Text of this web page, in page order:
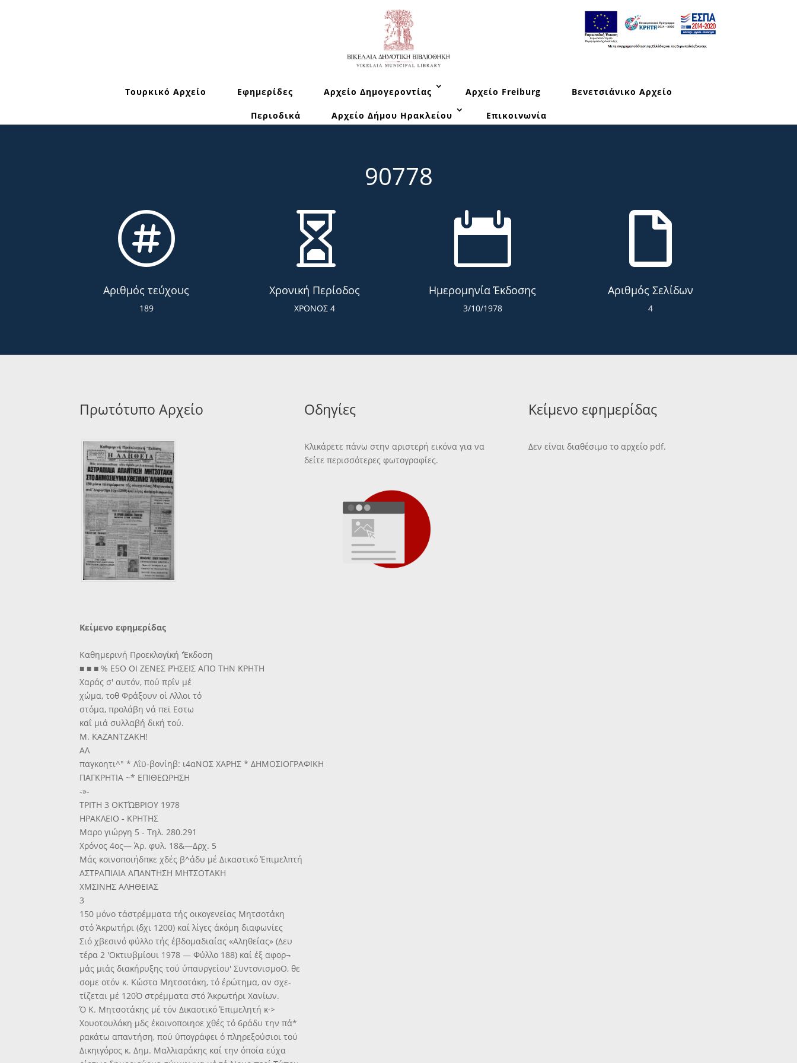
Τουρκικό Αρχείο Εφημερίδες Αρχείο Δημογεροντίας Αρχείο Freiburg Βενετσιάνικο Αρχείο
Περιοδικά Αρχείο Δήμου Ηρακλείου Επικοινωνία
90778

Αριθμός τεύχους
189

Χρονική Περίοδος
ΧΡΟΝΟΣ 4

Ημερομηνία Έκδοσης
3/10/1978

Αριθμός Σελίδων
4
Πρωτότυπο Αρχείο Οδηγίες
Κλικάρετε πάνω στην αριστερή εικόνα για να
δείτε περισσότερες φωτογραφίες.
Κείμενο εφημερίδας
Δεν είναι διαθέσιμο το αρχείο pdf.
Κείμενο εφημερίδας
Καθημερινή Προεκλογΐκή 'Έκδοση
■ ■ ■ % Ε5Ο ΟΙ ΖΕΝΕΣ ΡΉΣΕΙΣ ΑΠΟ ΤΗΝ ΚΡΗΤΗ
Χαράς σ' αυτόν, πού πρΐν μέ
χώμα, τοθ Φράξουν οί Λλλοι τό
στόμα, προλάβη νά πεϊ Εστω
καΐ μιά συλλαβή δική τού.
Μ. ΚΑΖΑΝΤΖΑΚΗ!
ΑΛ
παγκοητι^" * Λΐϋ-βονίηβ: ι4αΝΟΣ ΧΑΡΗΣ * ΔΗΜΟΣΙΟΓΡΑΦΙΚΗ
ΠΑΓΚΡΗΤΙΑ ~* ΕΠΙΘΕΩΡΗΣΗ
-»-
ΤΡΙΤΗ 3 ΟΚΤΏΒΡΙΟΥ 1978
ΗΡΑΚΛΕΙΟ - ΚΡΗΤΗΣ
Μαρο γιώργη 5 - Τηλ. 280.291
Χρόνος 4ος— Άρ. φυλ. 18&—Δρχ. 5
Μάς κοινοποιήδπκε χδές β^άδυ μέ Δικαστικό Έπιμελπτή
ΑΣΤΡΑΠΙΑΙΑ ΑΠΑΝΤΗΣΗ ΜΗΤΣΟΤΑΚΗ
ΧΜΣΙΝΗΣ ΑΛΗΘΕΙΑΣ
3
150 μόνο τάστρέμματα τής οικογενείας Μητσοτάκη
στό Άκρωτήρι (δχι 1200) καί λίγες άκόμη διαφωνίες
Σιό χβεσινό φύλλο τής έβδομαδιαίας «Αληθείας» (Δευ
τέρα 2 'Οκτιυβμίουι 1978 — Φύλλο 188) καί έξ αφορ¬
μάς μιάς διακήρυξης τοΰ ύπαυργείου' ΣυντονισμοΟ, θε
σομε οτόν κ. Κώστα Μητσοτάκη, τό έρώτημα, αν σχε-
τίζεται μέ 120Ό στρέμματα στό Άκρωτήρι Χανίων.
Ό Κ. Μητσοτάκης μέ τόν Δικαοτικό Έπιμελητή κ·>
Χουοτουλάκη μδς έκοινοποιηοε χθές τό 6ράδυ την πά*
ρακάτω απαντήση, πού ΰπογράφει ό πληρεξούσιοι τού
Δικηιγόρος κ. Δημ. Μαλλιαράκης καί την όποία εύχα